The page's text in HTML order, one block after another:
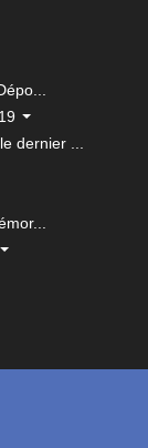
dernier ...